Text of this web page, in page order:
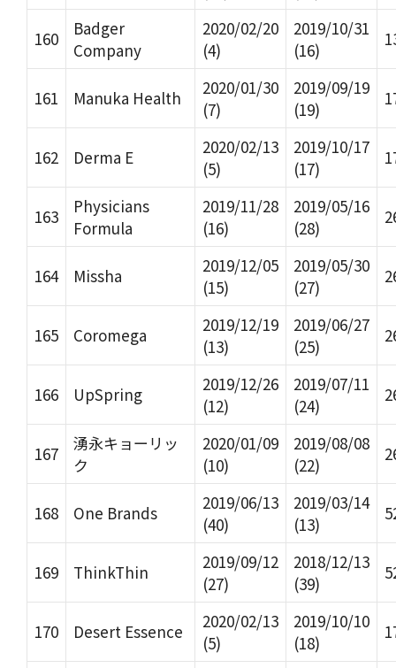
160
Badger
Company
2020/02/20
(4)
2019/10/31
(16)
161 Manuka Health
2020/01/30
(7)
2019/09/19
(19)
162 Derma E
2020/02/13
(5)
2019/10/17
(17)
163
Physicians
Formula
2019/11/28
(16)
2019/05/16
(28)
164 Missha
2019/12/05
(15)
2019/05/30
(27)
165 Coromega
2019/12/19
(13)
2019/06/27
(25)
166 UpSpring
2019/12/26
(12)
2019/07/11
(24)
167
湧永キョーリッ
ク
2020/01/09
(10)
2019/08/08
(22)
168 One Brands
2019/06/13
(40)
2019/03/14
(13)
169 ThinkThin
2019/09/12
(27)
2018/12/13
(39)
170 Desert Essence
2020/02/13
(5)
2019/10/10
(18)